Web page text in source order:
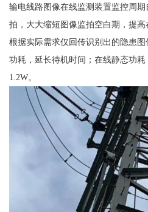
输电线路图像在线监测装置监控周
拍，大大缩短图像监拍空白期，提
根据实际需求仅回传识别出的隐患
功耗，延长待机时间；在线静态功耗
1.2W。